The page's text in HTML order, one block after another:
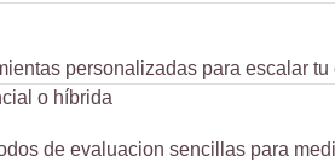
personalizadas para escalar
o híbrida
de evaluacion sencillas para